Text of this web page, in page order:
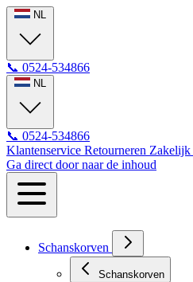
NL
📞 0524-534866
NL
📞 0524-534866
Klantenservice Retourneren Zakelijk
Ga direct door naar de inhoud
Schanskorven
Schanskorven